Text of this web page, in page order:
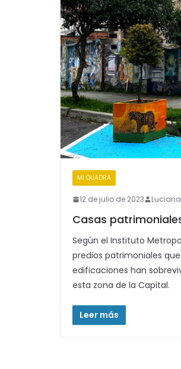
MI QUADRA
12 de julio de 2023
Casas
Según el Instituto
predios patrimoniales
edificaciones han
esta zona de la Capital.
Leer más